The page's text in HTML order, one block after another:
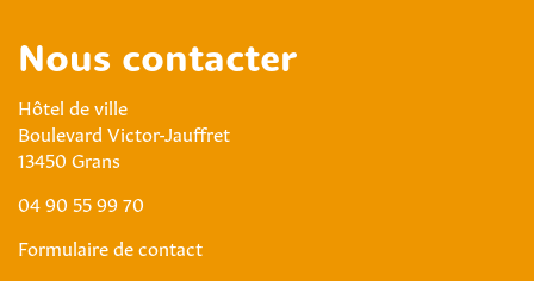
Nous contacter
Hôtel de ville
Boulevard Victor-Jauffret
13450 Grans
04 90 55 99 70
Formulaire de contact